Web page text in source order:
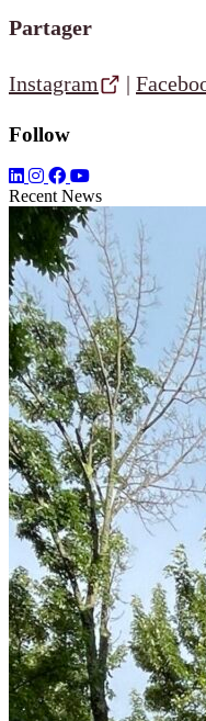
Partager
Instagram |
Follow
Recent News